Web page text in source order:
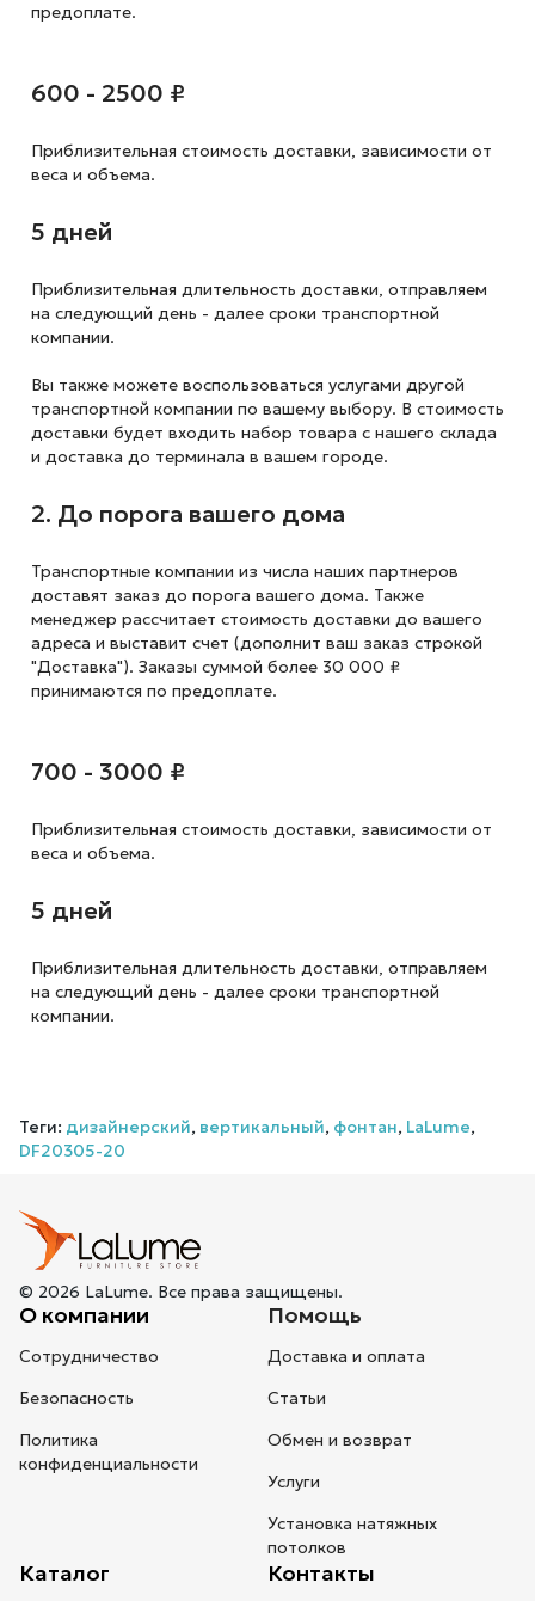
предоплате.
600 - 2500 ₽
Приблизительная стоимость доставки, зависимости от
веса и объема.
5 дней
Приблизительная длительность доставки, отправляем
на следующий день - далее сроки транспортной
компании.
Вы также можете воспользоваться услугами другой
транспортной компании по вашему выбору. В стоимость
доставки будет входить набор товара с нашего склада
и доставка до терминала в вашем городе.
2. До порога вашего дома
Транспортные компании из числа наших партнеров
доставят заказ до порога вашего дома. Также
менеджер рассчитает стоимость доставки до вашего
адреса и выставит счет (дополнит ваш заказ строкой
"Доставка"). Заказы суммой более 30 000 ₽
принимаются по предоплате.
700 - 3000 ₽
Приблизительная стоимость доставки, зависимости от
веса и объема.
5 дней
Приблизительная длительность доставки, отправляем
на следующий день - далее сроки транспортной
компании.
Теги: дизайнерский, вертикальный, фонтан, LaLume,
DF20305-20
© 2026 LaLume. Все права защищены.
О компании
Сотрудничество
Безопасность
Политика
конфиденциальности
Помощь
Доставка и оплата
Статьи
Обмен и возврат
Услуги
Установка натяжных
потолков
Каталог Контакты